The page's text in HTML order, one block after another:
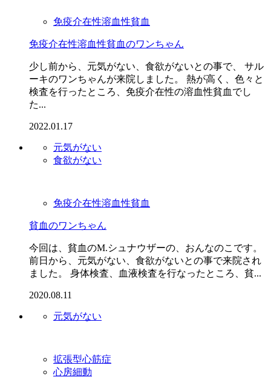
免疫介在性溶血性貧血
免疫介在性溶血性貧血のワンちゃん
少し前から、元気がない、食欲がないとの事で、 サル
ーキのワンちゃんが来院しました。 熱が高く、色々と
検査を行ったところ、免疫介在性の溶血性貧血でし
た...
2022.01.17
元気がない
食欲がない
免疫介在性溶血性貧血
貧血のワンちゃん
今回は、貧血のM.シュナウザーの、おんなのこです。
前日から、元気がない、食欲がないとの事で来院され
ました。 身体検査、血液検査を行なったところ、貧...
2020.08.11
元気がない
拡張型心筋症
心房細動